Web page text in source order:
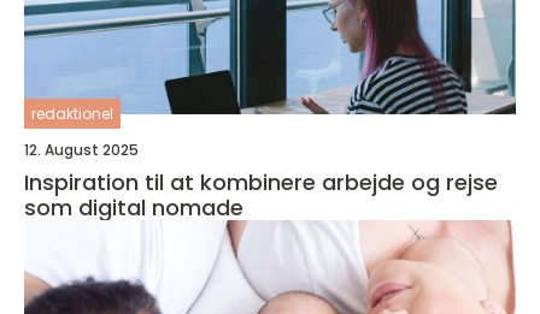
redaktionel
12. August 2025
Inspiration til at kombinere arbejde og rejse
som digital nomade